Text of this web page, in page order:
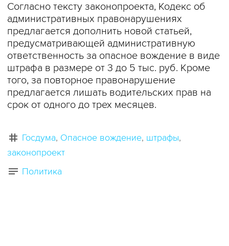
Согласно тексту законопроекта, Кодекс об
административных правонарушениях
предлагается дополнить новой статьей,
предусматривающей административную
ответственность за опасное вождение в виде
штрафа в размере от 3 до 5 тыс. руб. Кроме
того, за повторное правонарушение
предлагается лишать водительских прав на
срок от одного до трех месяцев.
Госдума Опасное вождение штрафы
законопроект
Политика